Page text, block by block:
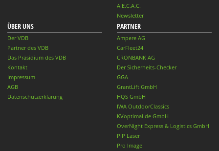
A.E.C.A.C.
Newsletter
ÜBER UNS
Der VDB
Partner des VDB
Das Präsidium des VDB
Kontakt
Impressum
AGB
Datenschutzerklärung
PARTNER
Ampere AG
CarFleet24
CRONBANK AG
Der Sicherheits-Checker
GGA
GrantLift GmbH
HQS GmbH
IWA OutdoorClassics
KVoptimal.de GmbH
OverNight Express & Logistics GmbH
PiP Laser
Pro Image